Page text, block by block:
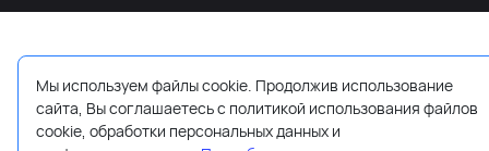
Мы используем файлы cookie. Продолжив использование
сайта, Вы соглашаетесь с политикой использования файлов
cookie, обработки персональных данных и